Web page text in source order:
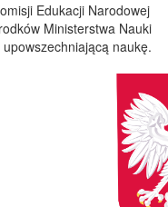
Edukacji Narodowej
Ministerstwa Nauki
naukę.